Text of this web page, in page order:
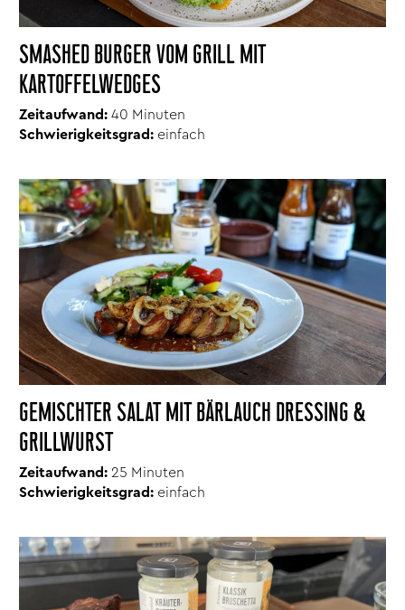
SMASHED BURGER VOM GRILL MIT
KARTOFFELWEDGES
Zeitaufwand: 40 Minuten
Schwierigkeitsgrad: einfach
GEMISCHTER SALAT MIT BÄRLAUCH DRESSING &
GRILLWURST
Zeitaufwand: 25 Minuten
Schwierigkeitsgrad: einfach